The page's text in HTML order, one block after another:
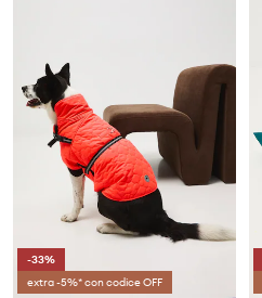
-33%
extra -5%* con codice OFF